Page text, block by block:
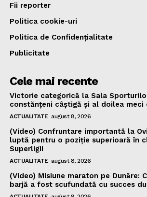
Fii reporter
Politica cookie-uri
Politica de Confidențialitate
Publicitate
Cele mai recente
Victorie categorică la Sala
constănțeni câștigă și al doilea meci
ACTUALITATE august 8, 2026
(Video) Confruntare importantă la
luptă pentru o poziție superioară în
Superligii
ACTUALITATE august 8, 2026
(Video) Misiune maraton pe Dunăre:
barjă a fost scufundată cu succes